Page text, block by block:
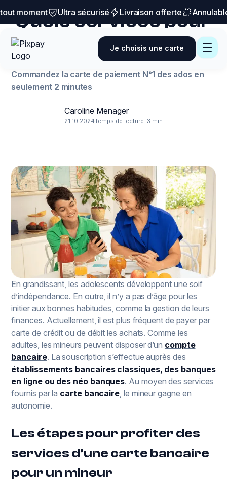
moment Ultra sécurisé Livraison offerte Annulable
Je choisis une carte
Conseils et astuces
Quels services pour
une carte bancaire
d’un mineur ?
Commandez la carte de paiement N°1 des ados en
seulement 2 minutes
Caroline Menager
21.10.2024Temps de lecture :3 min
En grandissant, les adolescents développent une soif
d’indépendance. En outre, il n’y a pas d’âge pour les
initier aux bonnes habitudes, comme la gestion de leurs
finances. Actuellement, il est plus fréquent de payer par
carte de crédit ou de débit les achats. Comme les
adultes, les mineurs peuvent disposer d’un compte
bancaire. La souscription s’effectue auprès des
établissements bancaires classiques, des banques
en ligne ou des néo banques. Au moyen des services
fournis par la carte bancaire, le mineur gagne en
autonomie.
Les étapes pour profiter des
services d’une carte bancaire
pour un mineur